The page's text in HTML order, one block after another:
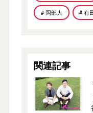
# 岡部大 # 有
関連記事